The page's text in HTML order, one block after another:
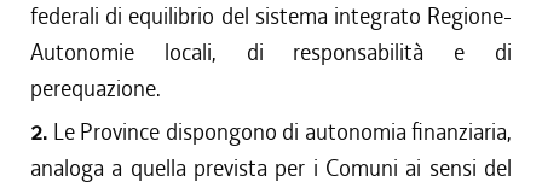
federali di equilibrio del sistema integrato Regione-
Autonomie locali, di responsabilità e di
perequazione.
2. Le Province dispongono di autonomia finanziaria,
analoga a quella prevista per i Comuni ai sensi del